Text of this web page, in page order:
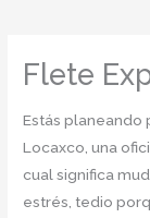
Flete
Estás planeando
Locaxco, una
cual significa
estrés, tedio